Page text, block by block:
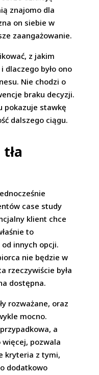
znajomo dla
on siebie w
zaangażowanie.
z jakim
dlaczego było ono
Nie chodzi o
braku decyzji.
pokazuje stawkę
dalszego ciągu.
case study
klient chce
to
innych opcji.
nie będzie w
rzeczywiście była
dostępna.
rozważane, oraz
mocno.
a
więcej, pozwala
kryteria z tymi,
dodatkowo